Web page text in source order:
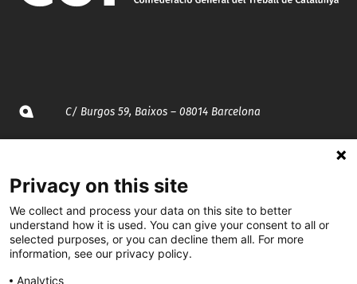
C/ Burgos 59, Baixos – 08014 Barcelona
935 120 481
@CGTCatalunya
Privacy on this site
We collect and process your data on this site to better
understand how it is used. You can give your consent to all or
selected purposes, or you can decline them all. For more
information, see our privacy policy.
Analytics